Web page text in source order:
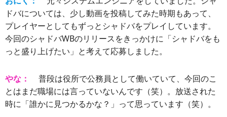
ドバについては、少し動画を投稿してみた時期もあって、
プレイヤーとしてもずっとシャドバをプレイしています。
今回のシャドバWBのリリースをきっかけに「シャドバをも
っと盛り上げたい」と考えて応募しました。
やな：
普段は役所で公務員として働いていて、今回のこ
とはまだ職場には言っていないんです（笑）。放送された
時に「誰かに見つかるかな？」って思っています（笑）。